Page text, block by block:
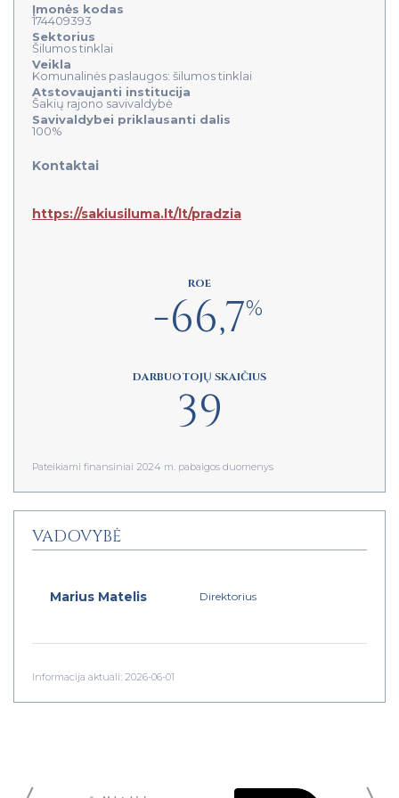
Įmonės kodas
174409393
Sektorius
Šilumos tinklai
Veikla
Komunalinės paslaugos: šilumos tinklai
Atstovaujanti institucija
Šakių rajono savivaldybė
Savivaldybei priklausanti dalis
100%
Kontaktai
https://sakiusiluma.lt/lt/pradzia
ROE
-66,7%
DARBUOTOJŲ SKAIČIUS
39
Pateikiami finansiniai 2024 m. pabaigos duomenys
VADOVYBĖ
Marius Matelis Direktorius
Informacija aktuali: 2026-06-01